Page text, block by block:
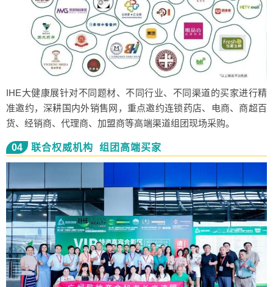
IHE大健康展针对不同题材、不同行业、不同渠道的买家进行精
准邀约，深耕国内外销售网，重点邀约连锁药店、电商、商超百
货、经销商、代理商、加盟商等高端渠道组团现场采购。
04 联合权威机构 组团高端买家